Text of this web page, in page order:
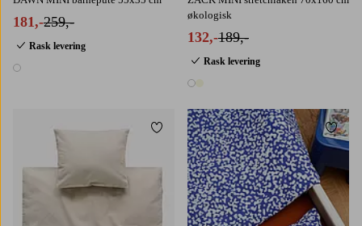
181,-259,-
Rask levering
1 farge
økologisk
132,-189,-
Rask levering
2 farger
Legg til favoritter